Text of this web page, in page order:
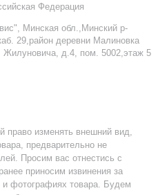
Федерация
Минская обл.,Минский р-
29,район деревни Малиновка
д.4, пом. 5002,этаж 5
право изменять внешний вид,
предварительно не
Просим вас отнестись с
приносим извинения за
и фотографиях товара. Будем